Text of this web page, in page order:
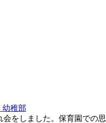
幼稚部
をしました。保育園での思